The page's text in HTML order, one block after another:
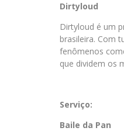
Dirtyloud
Dirtyloud é um
brasileira. Com
fenômenos
que dividem os
Serviço:
Baile da Pan